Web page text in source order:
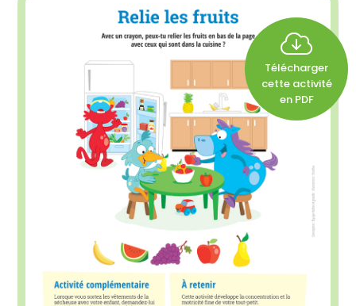
Télécharger
cette activité
en PDF